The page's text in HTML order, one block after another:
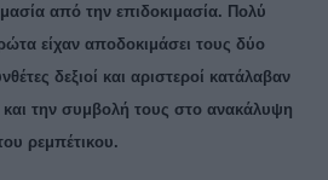
από την επιδοκιμασία. Πολύ
είχαν αποδοκιμάσει τους δύο
δεξιοί και αριστεροί κατάλαβαν
και την συμβολή τους στο ανακάλυψη
ρεμπέτικου.